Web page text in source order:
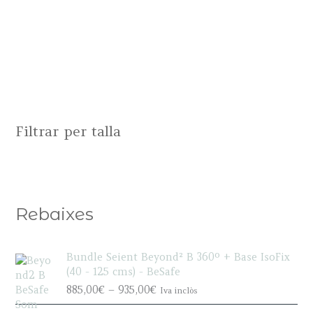
Filtrar per talla
Rebaixes
Bundle Seient Beyond² B 360º + Base IsoFix
(40 - 125 cms) - BeSafe
885,00€ – 935,00€ P
r
Iva inclòs